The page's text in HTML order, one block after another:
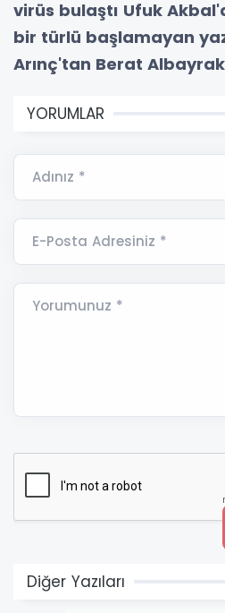
virüs bulaştı Ufuk
bir türlü başlamayan
Arınç'tan Berat Albayrak
YORUMLAR
Adınız *
E-Posta Adresiniz *
Yorumunuz *
Diğer Yazıları